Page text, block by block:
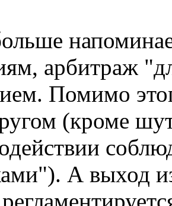
арбитраж
Помимо
(кроме
А выход